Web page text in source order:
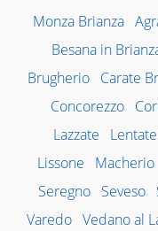
Monza Brianza
Besana in
Brugherio Carate
Concorezzo
Lazzate
Lissone
Macherio
Seregno Seveso
Varedo Vedano al